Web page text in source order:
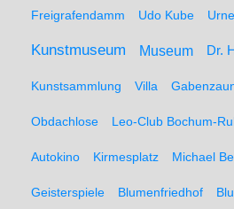
Freigrafendamm Udo Kube Urne
Kunstmuseum Museum Dr.
Kunstsammlung Villa
Obdachlose Leo-Club Bochum-
Autokino Kirmesplatz Michael
Geisterspiele Blumenfriedhof